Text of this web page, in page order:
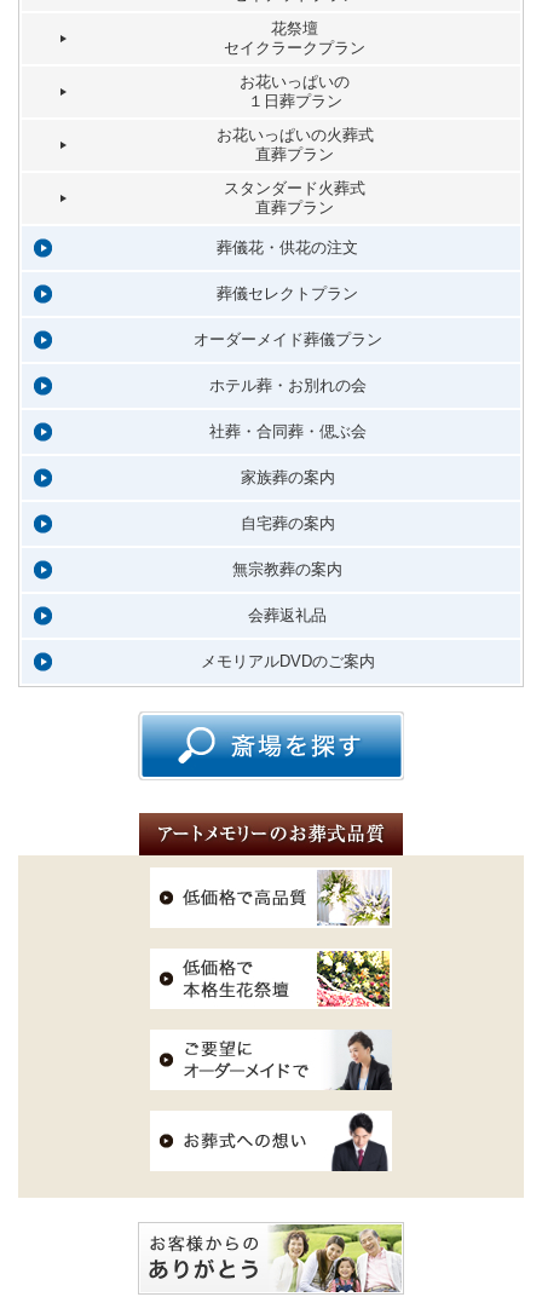
花祭壇
セイクラークプラン
お花いっぱいの
１日葬プラン
お花いっぱいの火葬式
直葬プラン
スタンダード火葬式
直葬プラン
葬儀花・供花の注文
葬儀セレクトプラン
オーダーメイド葬儀プラン
ホテル葬・お別れの会
社葬・合同葬・偲ぶ会
家族葬の案内
自宅葬の案内
無宗教葬の案内
会葬返礼品
メモリアルDVDのご案内